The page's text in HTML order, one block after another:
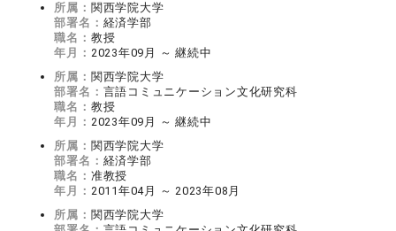
所属： 関西学院大学
部署名： 経済学部
職名： 教授
年月： 2023年09月 ～ 継続中
所属： 関西学院大学
部署名： 言語コミュニケーション文化研究科
職名： 教授
年月： 2023年09月 ～ 継続中
所属： 関西学院大学
部署名： 経済学部
職名： 准教授
年月： 2011年04月 ～ 2023年08月
所属： 関西学院大学